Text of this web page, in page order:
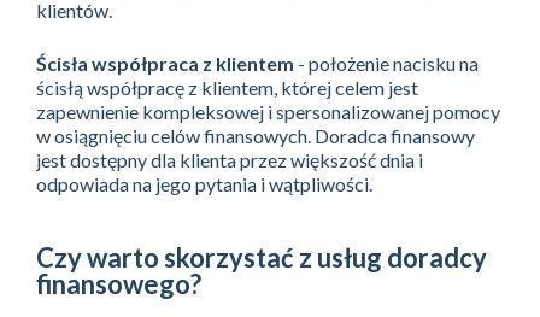
klientów.
Ścisła współpraca z klientem - położenie nacisku na
ścisłą współpracę z klientem, której celem jest
zapewnienie kompleksowej i spersonalizowanej pomocy
w osiągnięciu celów finansowych. Doradca finansowy
jest dostępny dla klienta przez większość dnia i
odpowiada na jego pytania i wątpliwości.
Czy warto skorzystać z usług doradcy
finansowego?